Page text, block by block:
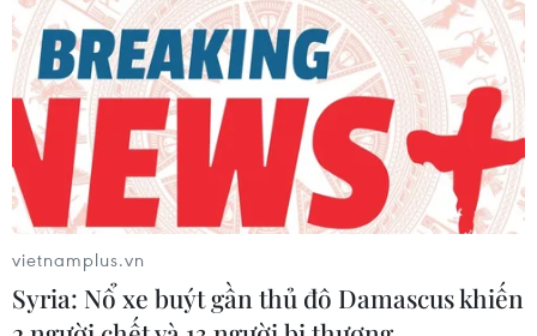
Ngày 21/2, giới chức nhiều nước đã đồng loạt thông
báo hủy nhiều hội nghị và sự kiện mang tầm cỡ quốc tế
trong bối cảnh tình hình dịch COVID-19 vẫn diễn biến
phức tạp.
vietnamplus.vn
Syria: Nổ xe buýt gần thủ đô Damascus khiến